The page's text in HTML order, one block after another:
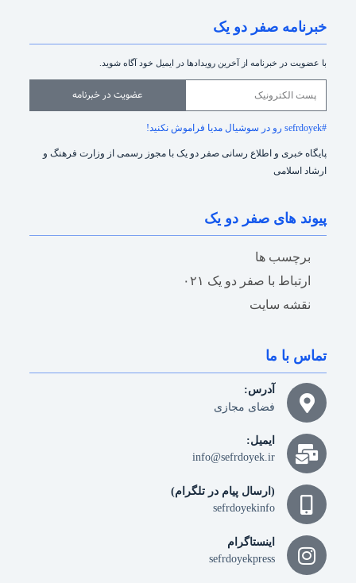
خبرنامه صفر دو یک
با عضویت در خبرنامه از آخرین رویدادها در ایمیل خود آگاه شوید.
عضویت در خبرنامه
#sefrdoyek رو در سوشیال مدیا فراموش نکنید!
پایگاه خبری و اطلاع رسانی صفر دو یک با مجوز رسمی از وزارت فرهنگ و
ارشاد اسلامی
پیوند های صفر دو یک
برچسب ها
ارتباط با صفر دو یک ۰۲۱
نقشه سایت
تماس با ما
آدرس:
فضای مجازی
ایمیل:
info@sefrdoyek.ir
(ارسال پیام در تلگرام)
sefrdoyekinfo
اینستاگرام
sefrdoyekpress